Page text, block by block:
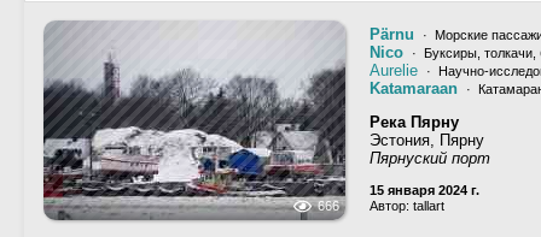
666
Pärnu · Морские
Nico · Буксиры,
Aurelie · Научно-
Katamaraan ·
Река Пярну
Эстония, Пярну
Пярнуский порт
15 января 2024 г.
Автор: tallart